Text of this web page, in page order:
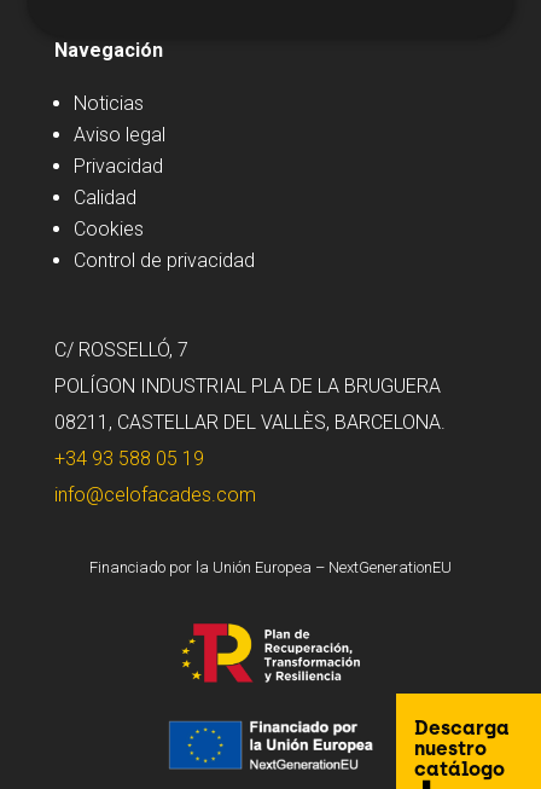
Navegación
Noticias
Aviso legal
Privacidad
Calidad
Cookies
Control de privacidad
C/ ROSSELLÓ, 7
POLÍGON INDUSTRIAL PLA DE LA BRUGUERA
08211, CASTELLAR DEL VALLÈS, BARCELONA.
+34 93 588 05 19
info@celofacades.com
Descarga
nuestro
catálogo
Financiado por la Unión Europea – NextGenerationEU